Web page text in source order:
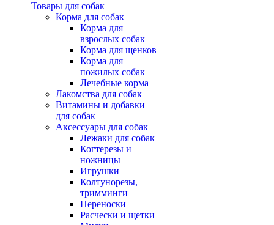
Товары для собак
Корма для собак
Корма для
взрослых собак
Корма для щенков
Корма для
пожилых собак
Лечебные корма
Лакомства для собак
Витамины и добавки
для собак
Аксессуары для собак
Лежаки для собак
Когтерезы и
ножницы
Игрушки
Колтунорезы,
тримминги
Переноски
Расчески и щетки